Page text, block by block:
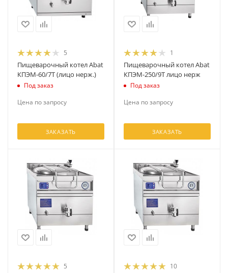
5
Пищеварочный котел Abat
КПЭМ-60/7Т (лицо нерж.)
Под заказ
Цена по запросу
ЗАКАЗАТЬ
1
Пищеварочный котел Abat
КПЭМ-250/9Т лицо нерж
Под заказ
Цена по запросу
ЗАКАЗАТЬ
5 10